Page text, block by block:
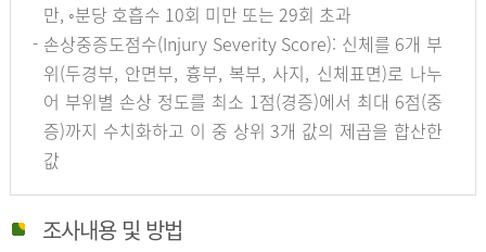
만, ◦분당 호흡수 10회 미만 또는 29회 초과
- 손상중증도점수(Injury Severity Score): 신체를 6개 부
위(두경부, 안면부, 흉부, 복부, 사지, 신체표면)로 나누
어 부위별 손상 정도를 최소 1점(경증)에서 최대 6점(중
증)까지 수치화하고 이 중 상위 3개 값의 제곱을 합산한
값
조사내용 및 방법